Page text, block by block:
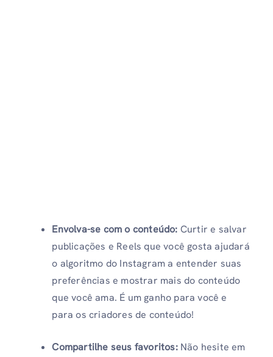
Envolva-se com o conteúdo: Curtir e salvar
publicações e Reels que você gosta ajudará
o algoritmo do Instagram a entender suas
preferências e mostrar mais do conteúdo
que você ama. É um ganho para você e
para os criadores de conteúdo!
Compartilhe seus favoritos: Não hesite em